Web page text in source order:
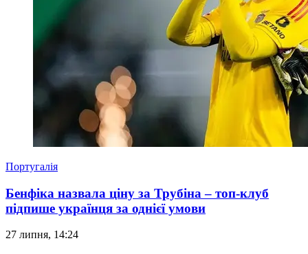
Португалія
Бенфіка назвала ціну за Трубіна – топ-клуб
підпише українця за однієї умови
27 липня, 14:24